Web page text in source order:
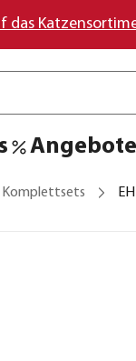
das
Angebote
Komplettsets